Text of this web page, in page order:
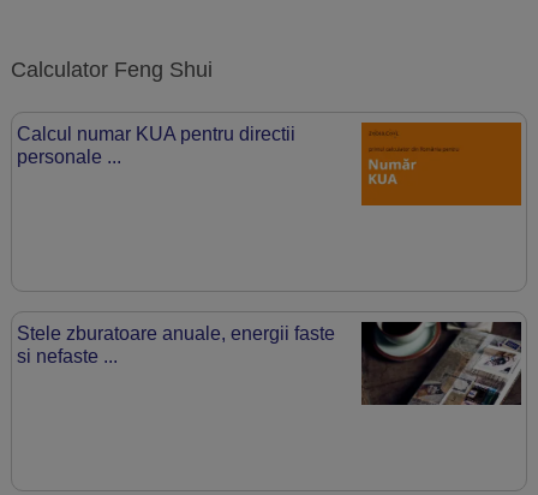
Calculator Feng Shui
Calcul numar KUA pentru directii
personale ...
Stele zburatoare anuale, energii faste
si nefaste ...